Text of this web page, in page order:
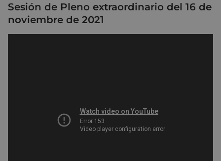
Sesión de Pleno extraordinario del 16 de
noviembre de 2021